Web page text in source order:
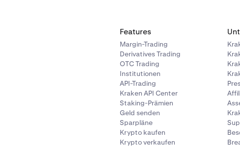
Allgemeinen Geschäftsbedingungenvon Kraken für alle
Features
Margin-Trading
Derivatives Trading
OTC Trading
Institutionen
API-Trading
Kraken API Center
Staking-Prämien
Geld senden
Sparpläne
Krypto kaufen
Krypto verkaufen